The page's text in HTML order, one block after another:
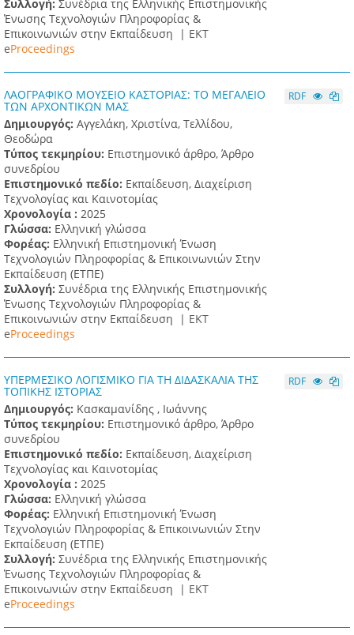
Συλλογή: Συνέδρια της Ελληνικής Επιστημονικής
Ένωσης Τεχνολογιών Πληροφορίας &
Επικοινωνιών στην Εκπαίδευση | ΕΚΤ
eProceedings
ΛΑΟΓΡΑΦΙΚΟ ΜΟΥΣΕΙΟ ΚΑΣΤΟΡΙΑΣ: ΤΟ ΜΕΓΑΛΕΙΟ
ΤΩΝ ΑΡΧΟΝΤΙΚΩΝ ΜΑΣ
Δημιουργός: Αγγελάκη, Χριστίνα, Τελλίδου,
Θεοδώρα
Τύπος τεκμηρίου: Επιστημονικό άρθρο, Άρθρο
συνεδρίου
Επιστημονικό πεδίο: Εκπαίδευση, Διαχείριση
Τεχνολογίας και Καινοτομίας
Χρονολογία : 2025
Γλώσσα: Ελληνική γλώσσα
Φορέας: Ελληνική Επιστημονική Ένωση
Τεχνολογιών Πληροφορίας & Επικοινωνιών Στην
Εκπαίδευση (ΕΤΠΕ)
Συλλογή: Συνέδρια της Ελληνικής Επιστημονικής
Ένωσης Τεχνολογιών Πληροφορίας &
Επικοινωνιών στην Εκπαίδευση | ΕΚΤ
eProceedings
RDF
ΥΠΕΡΜΕΣΙΚΟ ΛΟΓΙΣΜΙΚΟ ΓΙΑ ΤΗ ΔΙΔΑΣΚΑΛΙΑ ΤΗΣ
ΤΟΠΙΚΗΣ ΙΣΤΟΡΙΑΣ
Δημιουργός: Κασκαμανίδης , Ιωάννης
Τύπος τεκμηρίου: Επιστημονικό άρθρο, Άρθρο
συνεδρίου
Επιστημονικό πεδίο: Εκπαίδευση, Διαχείριση
Τεχνολογίας και Καινοτομίας
Χρονολογία : 2025
Γλώσσα: Ελληνική γλώσσα
Φορέας: Ελληνική Επιστημονική Ένωση
Τεχνολογιών Πληροφορίας & Επικοινωνιών Στην
Εκπαίδευση (ΕΤΠΕ)
Συλλογή: Συνέδρια της Ελληνικής Επιστημονικής
Ένωσης Τεχνολογιών Πληροφορίας &
Επικοινωνιών στην Εκπαίδευση | ΕΚΤ
eProceedings
RDF